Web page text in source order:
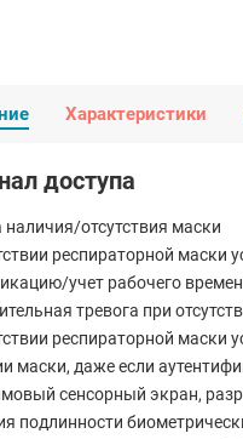
Характеристики
доступа
наличия/отсутствия маски
респираторной маски
учет рабочего
тревога при
респираторной маски
маски, даже если
сенсорный экран,
подлинности